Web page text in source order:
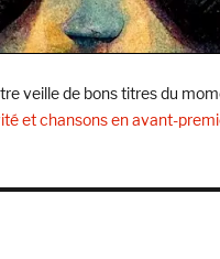
veille de bons titres du
et chansons en avant-